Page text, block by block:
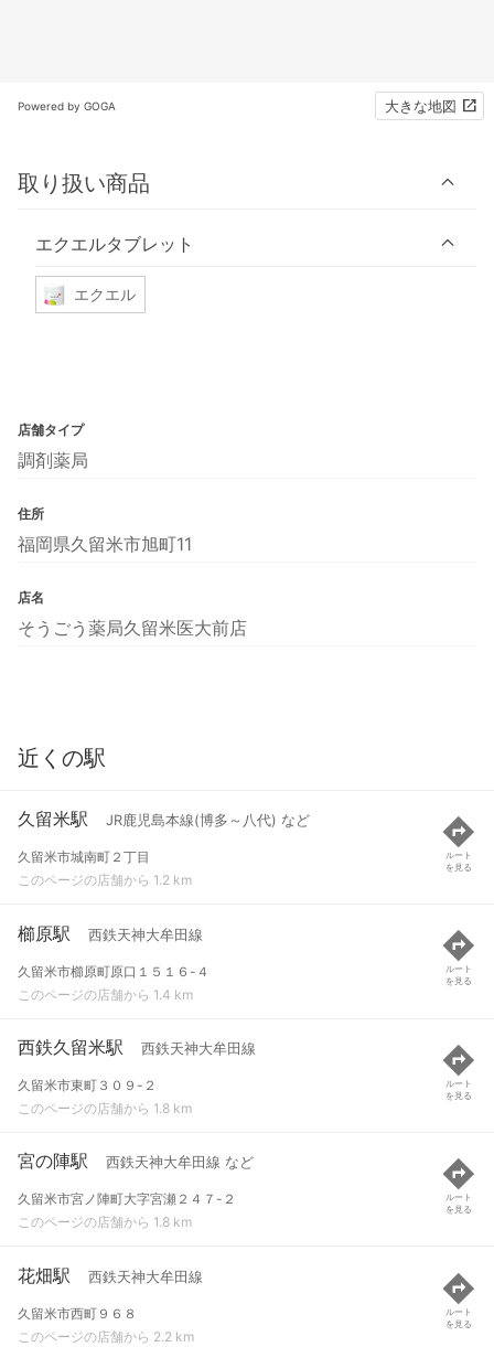
Powered by GOGA 大きな地図
取り扱い商品
エクエルタブレット
エクエル
店舗タイプ
調剤薬局
住所
福岡県久留米市旭町11
店名
そうごう薬局久留米医大前店
近くの駅
久留米駅 JR鹿児島本線(博多～八代) など
久留米市城南町２丁目
このページの店舗から 1.2 km
ルート
を見る
櫛原駅 西鉄天神大牟田線
久留米市櫛原町原口１５１６-４
このページの店舗から 1.4 km
ルート
を見る
西鉄久留米駅 西鉄天神大牟田線
久留米市東町３０９-２
このページの店舗から 1.8 km
ルート
を見る
宮の陣駅 西鉄天神大牟田線 など
久留米市宮ノ陣町大字宮瀬２４７-２
このページの店舗から 1.8 km
ルート
を見る
花畑駅 西鉄天神大牟田線
久留米市西町９６８
このページの店舗から 2.2 km
ルート
を見る